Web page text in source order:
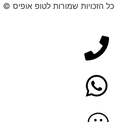
כל הזכויות שמורות לטופ אופיס